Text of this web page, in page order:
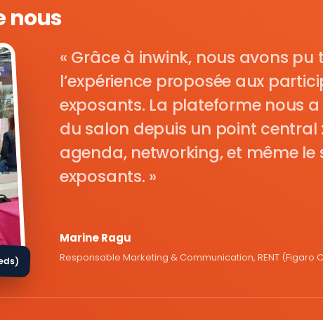
nous
Grâce à inwink, nous avons
l’expérience proposée aux
exposants. La plateforme nous
du salon depuis un point central
agenda, networking, et même le
exposants.
Marine Ragu
Responsable Marketing & Communication, RENT (Figaro